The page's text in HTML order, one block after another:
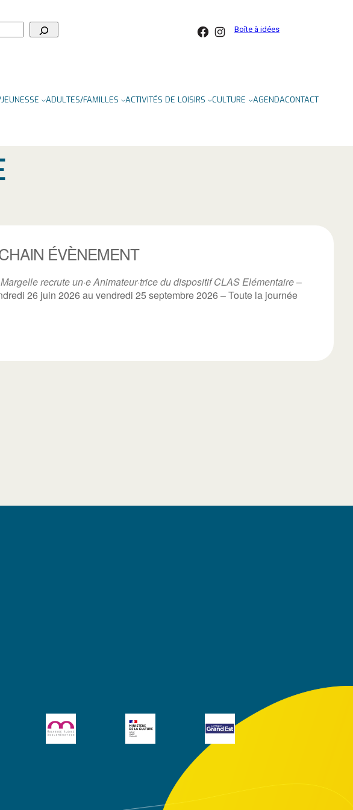
Facebook
Instagram
Boîte à idées
ADULTES/FAMILLES ACTIVITÉS DE LOISIRS CULTURE AGENDACONTACT
ÉVÈNEMENT
recrute un·e Animateur·trice du dispositif CLAS Elémentaire–
26 juin 2026 au vendredi 25 septembre 2026 – Toute la journée